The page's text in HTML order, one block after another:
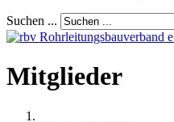
Suchen ...
Mitglieder